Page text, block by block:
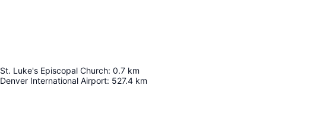
St. Luke's Episcopal Church: 0.7 km
Denver International Airport: 527.4 km